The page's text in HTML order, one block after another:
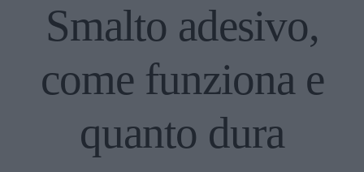
Smalto adesivo,
come funziona e
quanto dura